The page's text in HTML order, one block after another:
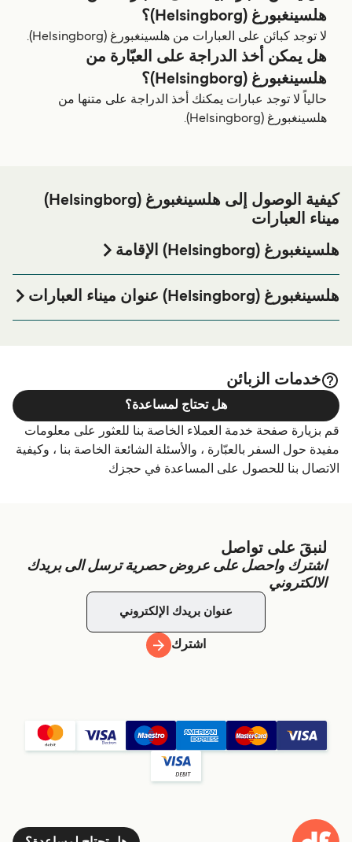
هلسينغبورغ (Helsingborg)؟
لا توجد كبائن على العبارات من هلسينغبورغ (Helsingborg).
هل يمكن أخذ الدراجة على العبّارة من
هلسينغبورغ (Helsingborg)؟
حالياً لا توجد عبارات يمكنك أخذ الدراجة على متنها من
هلسينغبورغ (Helsingborg).
كيفية الوصول إلى هلسينغبورغ (Helsingborg)
ميناء العبارات
هلسينغبورغ (Helsingborg) الإقامة
(Helsingborg) ميناء العبارة قبل أو بعد رحلتك أو إذا كنت تبحث
عن أماكن السكن لإقامتك بالكامل، يرجى زيارة موقعنا على
هلسينغبورغ (Helsingborg) عنوان ميناء العبارات
Knutpunkten 43, 252 78 Helsingborg, Sweden
خدمات الزبائن
قم بزيارة صفحة خدمة العملاء الخاصة بنا للعثور على معلومات
مفيدة حول السفر بالعبّارة ، والأسئلة الشائعة الخاصة بنا ، وكيفية
الاتصال بنا للحصول على المساعدة في حجزك
هل تحتاج لمساعدة؟
لنبقَ على تواصل
اشترك واحصل على عروض حصرية ترسل الى بريدك
الالكتروني
اشترك